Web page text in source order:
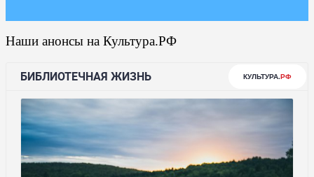
Наши анонсы на Культура.РФ